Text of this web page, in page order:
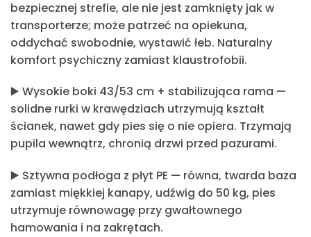
bezpiecznej strefie, ale nie jest zamknięty jak w
transporterze; może patrzeć na opiekuna,
oddychać swobodnie, wystawić łeb. Naturalny
komfort psychiczny zamiast klaustrofobii.
▶️ Wysokie boki 43/53 cm + stabilizująca rama —
solidne rurki w krawędziach utrzymują kształt
ścianek, nawet gdy pies się o nie opiera. Trzymają
pupila wewnątrz, chronią drzwi przed pazurami.
▶️ Sztywna podłoga z płyt PE — równa, twarda baza
zamiast miękkiej kanapy, udźwig do 50 kg, pies
utrzymuje równowagę przy gwałtownego
hamowania i na zakrętach.